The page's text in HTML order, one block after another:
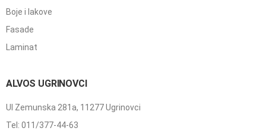
Boje i lakove
Fasade
Laminat
ALVOS UGRINOVCI
Ul Zemunska 281a, 11277 Ugrinovci
Tel: 011/377-44-63